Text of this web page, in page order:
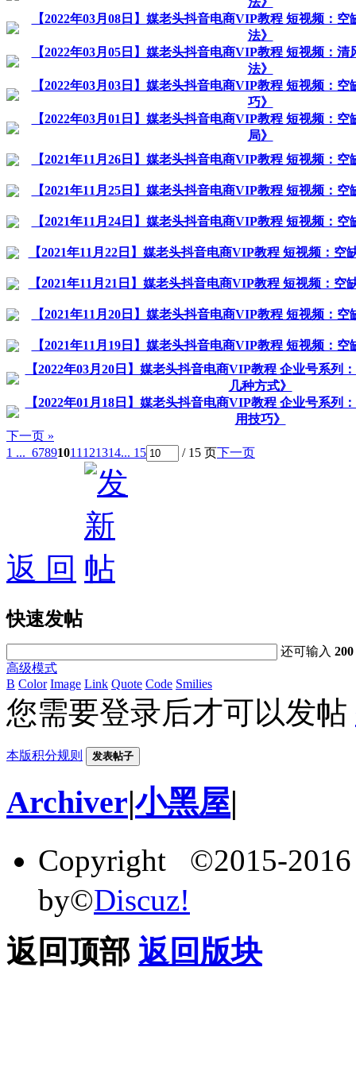
【2022年03月08日】媒老头抖音电商VIP教程 短视频：
法》
【2022年03月05日】媒老头抖音电商VIP教程 短视频：
法》
【2022年03月03日】媒老头抖音电商VIP教程 短视频：
巧》
【2022年03月01日】媒老头抖音电商VIP教程 短视频：
局》
【2021年11月26日】媒老头抖音电商VIP教程 短视频：
【2021年11月25日】媒老头抖音电商VIP教程 短视频：
【2021年11月24日】媒老头抖音电商VIP教程 短视频：
【2021年11月22日】媒老头抖音电商VIP教程 短视频：空
【2021年11月21日】媒老头抖音电商VIP教程 短视频：空
【2021年11月20日】媒老头抖音电商VIP教程 短视频：
【2021年11月19日】媒老头抖音电商VIP教程 短视频：
【2022年03月20日】媒老头抖音电商VIP教程 企业号系列
几种方式》
【2022年01月18日】媒老头抖音电商VIP教程 企业号系列
用技巧》
下一页 »
1 ... 67891011 121314... 15 / 15 页下一页
返 回
快速发帖
还可输入200
高级模式
B Color Image Link Quote Code Smilies
您需要登录后才可以发帖
本版积分规则 发表帖子
Archiver|小黑屋|
Copyright ©2015-
by©Discuz!
返回顶部 返回版块